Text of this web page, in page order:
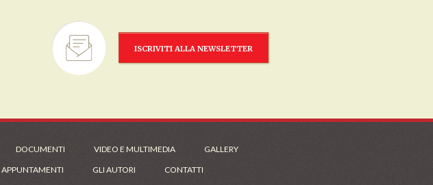
ISCRIVITI ALLA NEWSLETTER
DOCUMENTI VIDEO E MULTIMEDIA
GALLERY
APPUNTAMENTI GLI AUTORI CONTATTI